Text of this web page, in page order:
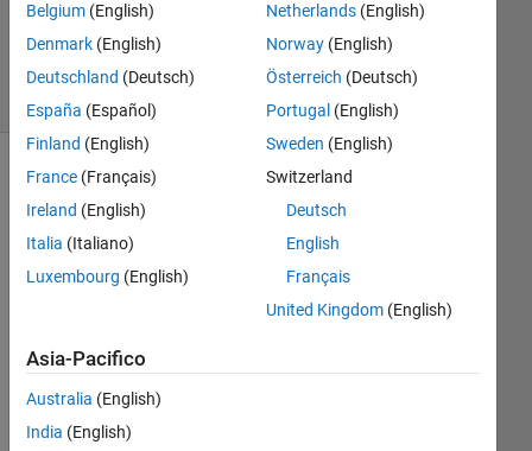
9 Dic 2019
12
Visualizzazioni
(30 giorni)
s is
Belgium (English)
Denmark (English)
Deutschland (Deutsch)
España (Español)
Finland (English)
France (Français)
Ireland (English)
Italia (Italiano)
Luxembourg (English)
Netherlands(English)
Norway(English)
Österreich (Deutsch)
Portugal (English)
Sweden (English)
Switzerland
Deutsch
English
Français
United Kingdom(English)
Asia-Pacifico
Australia (English)
India (English)